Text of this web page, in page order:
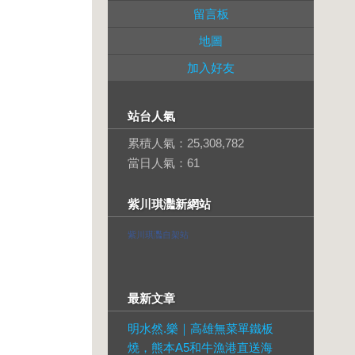
留言板
地圖
加入好友
站台人氣
累積人氣： 25,308,782
當日人氣： 61
紫川琪灩新網站
紫川琪灩自架站
最新文章
明水然.樂｜高雄無菜單鐵板
燒，熊本A5和牛漁港直送海